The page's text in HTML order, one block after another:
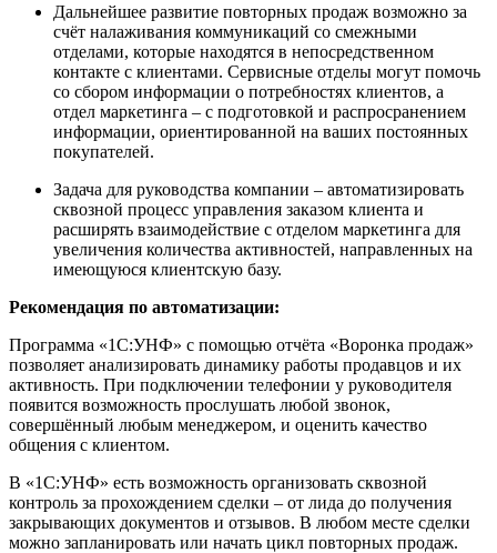
Дальнейшее развитие повторных продаж возможно за
счёт налаживания коммуникаций со смежными
отделами, которые находятся в непосредственном
контакте с клиентами. Сервисные отделы могут помочь
со сбором информации о потребностях клиентов, а
отдел маркетинга – с подготовкой и распросранением
информации, ориентированной на ваших постоянных
покупателей.
Задача для руководства компании – автоматизировать
сквозной процесс управления заказом клиента и
расширять взаимодействие с отделом маркетинга для
увеличения количества активностей, направленных на
имеющуюся клиентскую базу.
Рекомендация по автоматизации:
Программа «1С:УНФ» с помощью отчёта «Воронка продаж»
позволяет анализировать динамику работы продавцов и их
активность. При подключении телефонии у руководителя
появится возможность прослушать любой звонок,
совершённый любым менеджером, и оценить качество
общения с клиентом.
В «1С:УНФ» есть возможность организовать сквозной
контроль за прохождением сделки – от лида до получения
закрывающих документов и отзывов. В любом месте сделки
можно запланировать или начать цикл повторных продаж.